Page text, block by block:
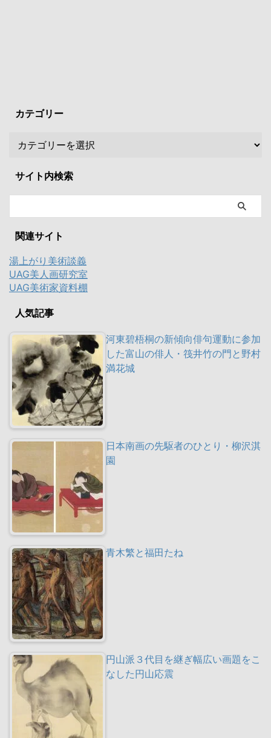
カテゴリー
サイト内検索
関連サイト
湯上がり美術談義
UAG美人画研究室
UAG美術家資料棚
人気記事
河東碧梧桐の新傾向俳句運動に参加
した富山の俳人・筏井竹の門と野村
満花城
日本南画の先駆者のひとり・柳沢淇
園
青木繁と福田たね
円山派３代目を継ぎ幅広い画題をこ
なした円山応震